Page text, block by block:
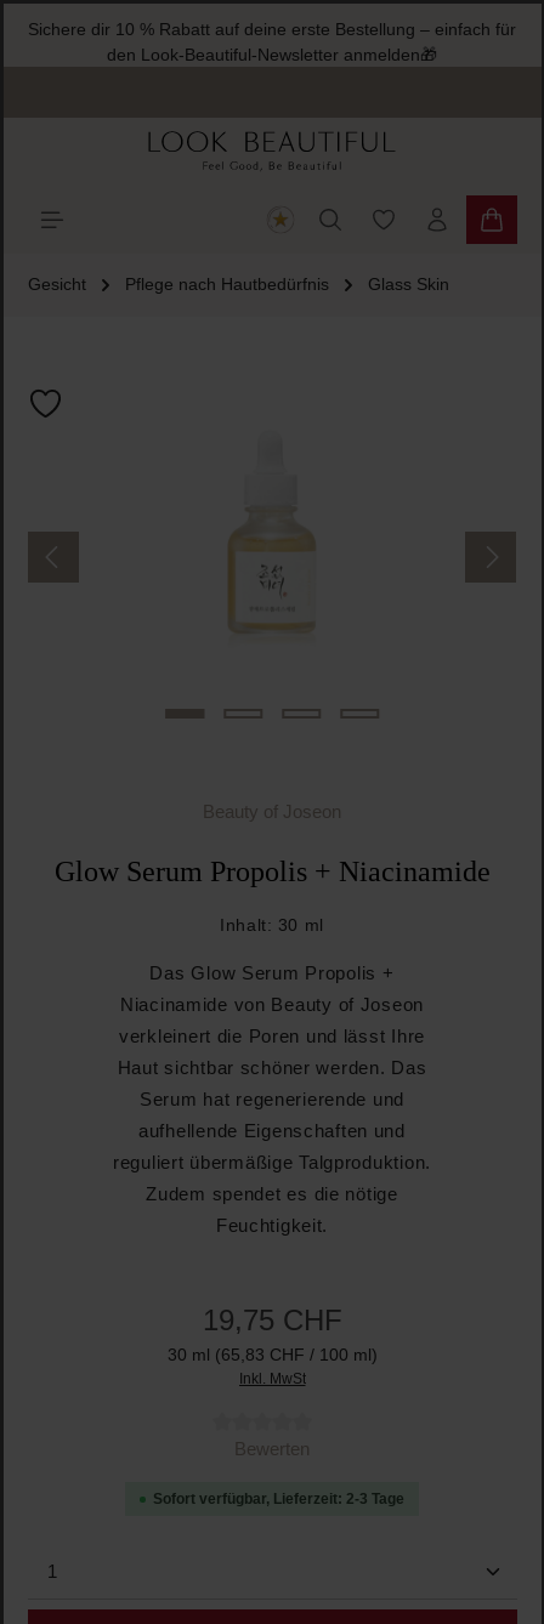
springen
Sichere dir 10 % Rabatt auf deine erste Bestellung – einfach für
den Look-Beautiful-Newsletter anmelden🎁
Du hast 0
Gesicht Pflege nach Hautbedürfnis Glass Skin
Beauty of Joseon
Glow Serum Propolis + Niacinamide
Inhalt: 30 ml
Das Glow Serum Propolis +
Niacinamide von Beauty of Joseon
verkleinert die Poren und lässt Ihre
Haut sichtbar schöner werden. Das
Serum hat regenerierende und
aufhellende Eigenschaften und
reguliert übermäßige Talgproduktion.
Zudem spendet es die nötige
Feuchtigkeit.
19,75 CHF
30 ml (65,83 CHF / 100 ml)
Inkl. MwSt
Durchschnittliche Bewertung von 0 von 5 Sternen
Bewerten
Sofort verfügbar, Lieferzeit: 2-3 Tage
Produkt Anzahl: Gib den gewünschten Wert ein